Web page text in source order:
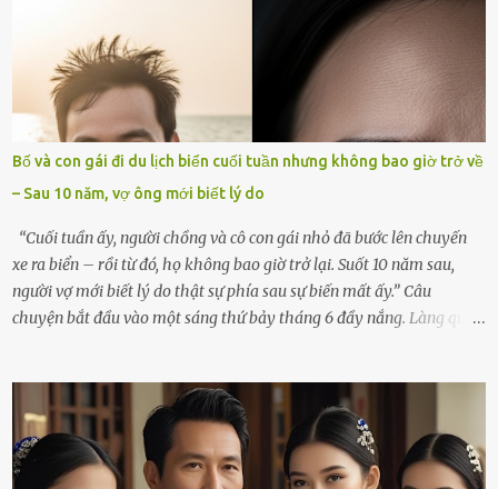
ngồi lặng lẽ nhớ về cô ấy. Nhưng cuộc sống không cho phép tôi mãi
chìm đắm trong đau khổ. Họ hàng, bạn bè và những người thân
thiết đã đến bên, giúp tôi tổ chức tang lễ chu toàn. Và hôm nay là
ngày giỗ đầu tiên của vợ, 49 ngày sau khi cô ấy rời xa tôi mãi
mãi.Buổi sáng hôm đó, sau khi cúng cơm xong, tôi quyết định lên
sắp xếp lại bàn thờ vợ. Mọi thứ vẫn như mọi ngày, nhưng có điều gì
đó kỳ lạ mà tôi không thể giải thích được. Trong khoảnh khắc tôi
cúi xuống lau chùi bát hương, một luồng gió lạ thoáng qua, khiến
tôi giật mình. Và rồi, một chuyện kinh...
Bố và con gái đi du lịch biển cuối tuần nhưng không bao giờ trở về
– Sau 10 năm, vợ ông mới biết lý do
“Cuối tuần ấy, người chồng và cô con gái nhỏ đã bước lên chuyến
xe ra biển – rồi từ đó, họ không bao giờ trở lại. Suốt 10 năm sau,
người vợ mới biết lý do thật sự phía sau sự biến mất ấy.” Câu
chuyện bắt đầu vào một sáng thứ bảy tháng 6 đầy nắng. Làng quê
không kém. Ông Minh, vốn là một người đàn ông điềm đạm, ít nói,
hôm ấy lại đặc biệt vui vẻ. Ông chuẩn bị hành lý cho chuyến đi biển
cùng cô con gái 8 tuổi tên Thảo. “Em ở nhà nghỉ ngơi nhé, anh đưa
con đi biển hai ngày, để nó được ngắm sóng, nghịch cát. Về chắc nó